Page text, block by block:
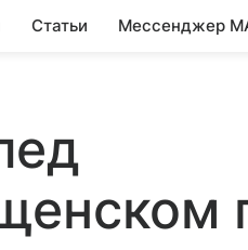
Статьи Мессенджер